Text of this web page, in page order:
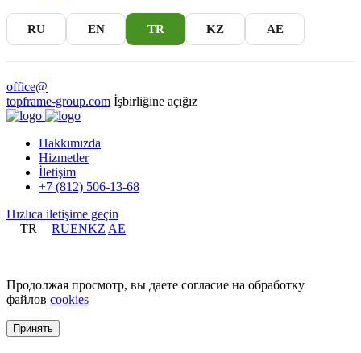
RU EN TR KZ AE
office@
topframe-group.com İşbirliğine açığız
Hakkımızda
Hizmetler
İletişim
+7 (812) 506-13-68
Hızlıca iletişime geçin
TR
RUENKZ AE
Продолжая просмотр, вы даете согласие на обработку
файлов cookies
Принять